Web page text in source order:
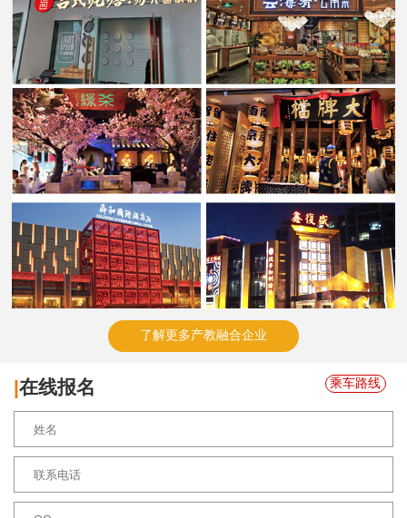
了解更多产教融合企业
|在线报名 乘车路线